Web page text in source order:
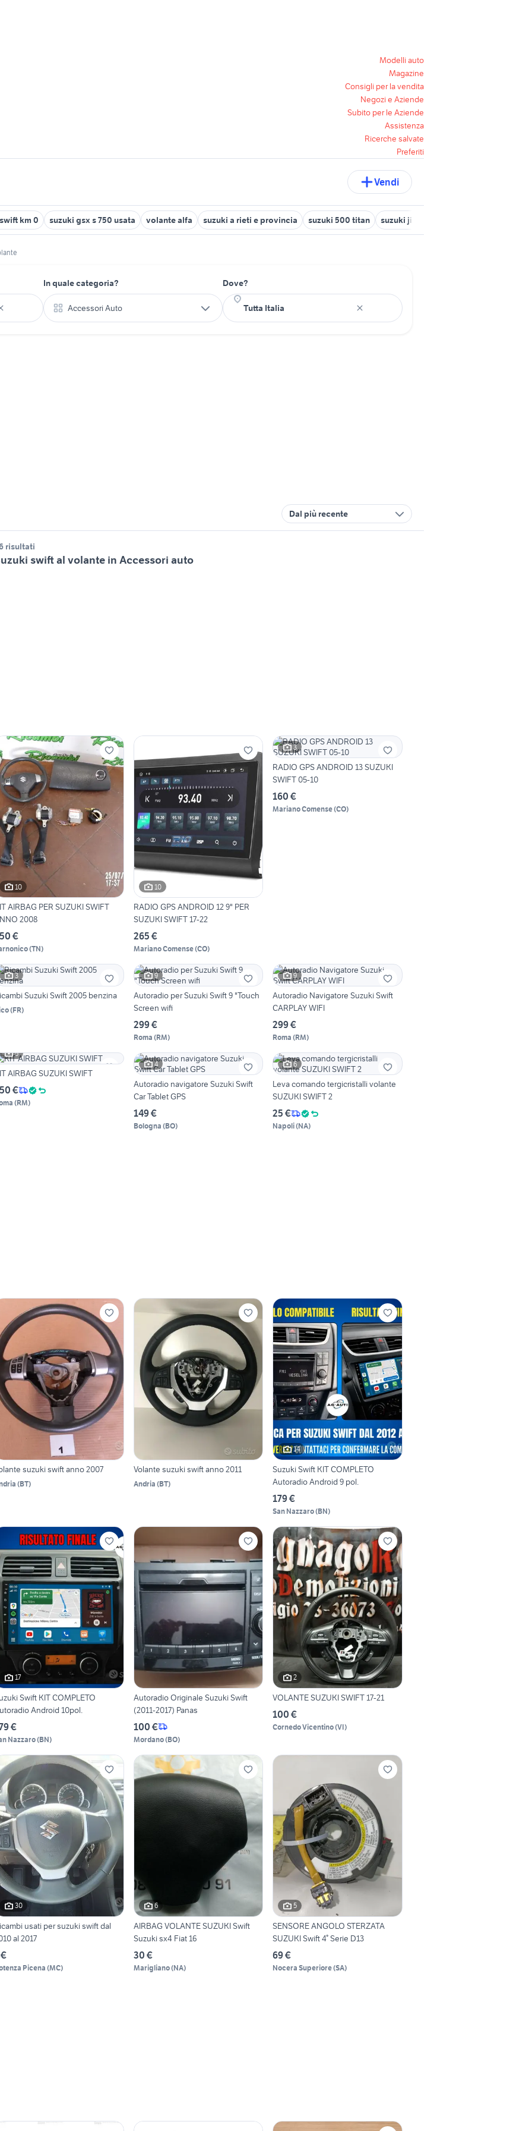
Modelli auto
Magazine
Consigli per la vendita
Negozi e Aziende
Subito per le Aziende
Assistenza
Ricerche salvate
Preferiti
Vendi
km 0 suzuki gsx s 750 usata volante alfa suzuki a rieti e provincia suzuki 500 titan suzuki jimny usato liguria
In quale categoria?
Accessori Auto
Dove?
Dal più recente
risultati
swift al volante in Accessori auto
10
AIRBAG PER SUZUKI SWIFT
2008
€
(TN)
10
RADIO GPS ANDROID 12 9" PER
SUZUKI SWIFT 17-22
265 €
Mariano Comense(CO)
3
RADIO GPS ANDROID 13 SUZUKI
SWIFT 05-10
160 €
Mariano Comense(CO)
3
Suzuki Swift 2005 benzina
(FR)
9
Autoradio per Suzuki Swift 9 "Touch
Screen wifi
299 €
Roma (RM)
9
Autoradio Navigatore Suzuki Swift
CARPLAY WIFI
299 €
Roma (RM)
5
AIRBAG SUZUKI SWIFT
€
(RM)
4
Autoradio navigatore Suzuki Swift
Car Tablet GPS
149 €
Bologna (BO)
6
Leva comando tergicristalli volante
SUZUKI SWIFT 2
25 €
Napoli(NA)
suzuki swift anno 2007
(BT)
Volante suzuki swift anno 2011
Andria (BT)
14
Suzuki Swift KIT COMPLETO
Autoradio Android 9 pol.
179 €
San Nazzaro(BN)
17
Swift KIT COMPLETO
Android 10pol.
€
Nazzaro(BN)
Autoradio Originale Suzuki Swift
(2011-2017) Panas
100 €
Mordano(BO)
2
VOLANTE SUZUKI SWIFT 17-21
100 €
Cornedo Vicentino(VI)
30
usati per suzuki swift dal
al 2017
Picena (MC)
6
AIRBAG VOLANTE SUZUKI Swift
Suzuki sx4 Fiat 16
30 €
Marigliano(NA)
5
SENSORE ANGOLO STERZATA
SUZUKI Swift 4° Serie D13
69 €
Nocera Superiore(SA)